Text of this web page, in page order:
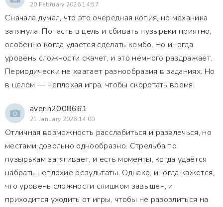
20 February 2026 14:57
Сначала думал, что это очередная копия, но механика
затянула. Попасть в цель и сбивать пузырьки приятно,
особенно когда удаётся сделать комбо. Но иногда
уровень сложности скачет, и это немного раздражает.
Периодически не хватает разнообразия в заданиях. Но
в целом — неплохая игра, чтобы скоротать время.
averin2008661
21 January 2026 14:00
Отличная возможность расслабиться и развлечься, но
местами довольно однообразно. Стрельба по
пузырькам затягивает, и есть моменты, когда удаётся
набрать неплохие результаты. Однако, иногда кажется,
что уровень сложности слишком завышен, и
приходится уходить от игры, чтобы не разозлиться на